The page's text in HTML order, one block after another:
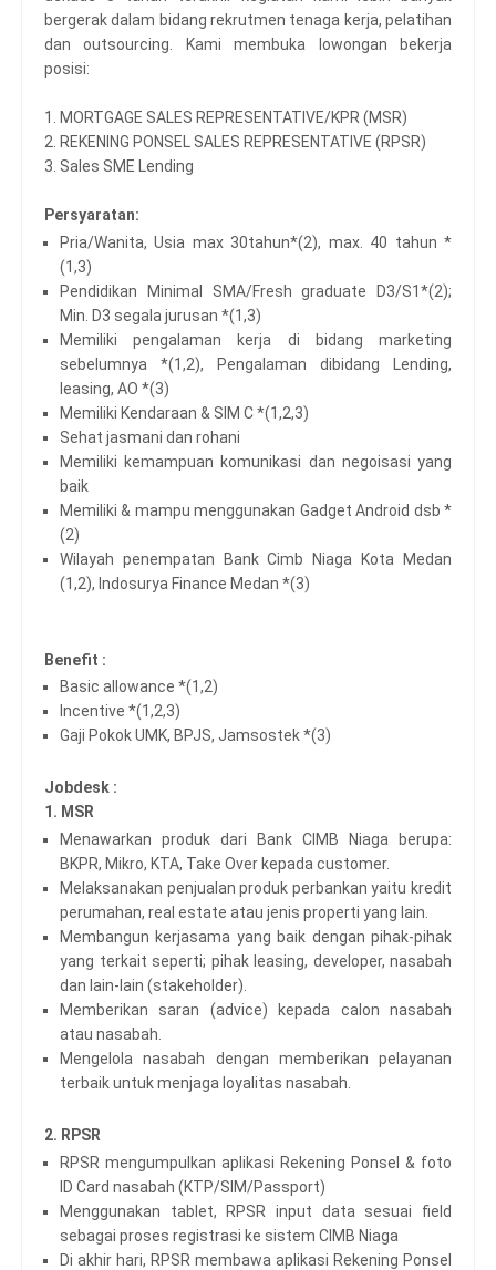
bergerak dalam bidang rekrutmen tenaga kerja, pelatihan
dan outsourcing. Kami membuka lowongan bekerja
posisi:
1. MORTGAGE SALES REPRESENTATIVE/KPR (MSR)
2. REKENING PONSEL SALES REPRESENTATIVE (RPSR)
3. Sales SME Lending
Persyaratan:
Pria/Wanita, Usia max 30tahun*(2), max. 40 tahun *
(1,3)
Pendidikan Minimal SMA/Fresh graduate D3/S1*(2);
Min. D3 segala jurusan *(1,3)
Memiliki pengalaman kerja di bidang marketing
sebelumnya *(1,2), Pengalaman dibidang Lending,
leasing, AO *(3)
Memiliki Kendaraan & SIM C *(1,2,3)
Sehat jasmani dan rohani
Memiliki kemampuan komunikasi dan negoisasi yang
baik
Memiliki & mampu menggunakan Gadget Android dsb *
(2)
Wilayah penempatan Bank Cimb Niaga Kota Medan
(1,2), Indosurya Finance Medan *(3)
Benefit :
Basic allowance *(1,2)
Incentive *(1,2,3)
Gaji Pokok UMK, BPJS, Jamsostek *(3)
Jobdesk :
1. MSR
Menawarkan produk dari Bank CIMB Niaga berupa:
BKPR, Mikro, KTA, Take Over kepada customer.
Melaksanakan penjualan produk perbankan yaitu kredit
perumahan, real estate atau jenis properti yang lain.
Membangun kerjasama yang baik dengan pihak-pihak
yang terkait seperti; pihak leasing, developer, nasabah
dan lain-lain (stakeholder).
Memberikan saran (advice) kepada calon nasabah
atau nasabah.
Mengelola nasabah dengan memberikan pelayanan
terbaik untuk menjaga loyalitas nasabah.
2. RPSR
RPSR mengumpulkan aplikasi Rekening Ponsel & foto
ID Card nasabah (KTP/SIM/Passport)
Menggunakan tablet, RPSR input data sesuai field
sebagai proses registrasi ke sistem CIMB Niaga
Di akhir hari, RPSR membawa aplikasi Rekening Ponsel